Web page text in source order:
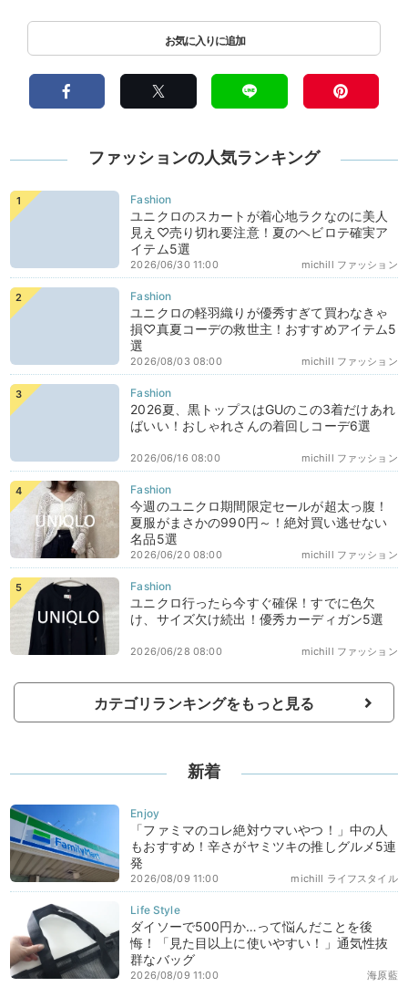
ファッションの人気ランキング
ユニクロのスカートが着心地ラクなのに美人
見え♡売り切れ要注意！夏のヘビロテ確実ア
イテム5選
michill ファッション
2026/06/30 11:00
ユニクロの軽羽織りが優秀すぎて買わなきゃ
損♡真夏コーデの救世主！おすすめアイテム5
選
michill ファッション
2026/08/03 08:00
2026夏、黒トップスはGUのこの3着だけあれ
ばいい！おしゃれさんの着回しコーデ6選
michill ファッション
2026/06/16 08:00
今週のユニクロ期間限定セールが超太っ腹！
夏服がまさかの990円～！絶対買い逃せない
名品5選
michill ファッション
2026/06/20 08:00
ユニクロ行ったら今すぐ確保！すでに色欠
け、サイズ欠け続出！優秀カーディガン5選
michill ファッション
2026/06/28 08:00
カテゴリランキングをもっと見る
新着
「ファミマのコレ絶対ウマいやつ！」中の人
もおすすめ！辛さがヤミツキの推しグルメ5連
発
michill ライフスタイル
2026/08/09 11:00
ダイソーで500円か…って悩んだことを後
悔！「見た目以上に使いやすい！」通気性抜
群なバッグ
海原藍
2026/08/09 11:00